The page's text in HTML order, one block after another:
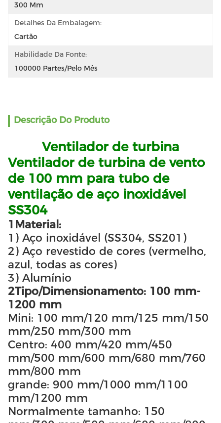
300 Mm
Detalhes Da Embalagem:
Cartão
Habilidade Da Fonte:
100000 Partes/pelo Mês
Descrição Do Produto
Ventilador de turbina
Ventilador de turbina de vento
de 100 mm para tubo de
ventilação de aço inoxidável
SS304
1Material:
1) Aço inoxidável (SS304, SS201)
2) Aço revestido de cores (vermelho,
azul, todas as cores)
3) Alumínio
2Tipo/Dimensionamento: 100 mm-
1200 mm
Mini: 100 mm/120 mm/125 mm/150
mm/250 mm/300 mm
Centro: 400 mm/420 mm/450
mm/500 mm/600 mm/680 mm/760
mm/800 mm
grande: 900 mm/1000 mm/1100
mm/1200 mm
Normalmente tamanho: 150